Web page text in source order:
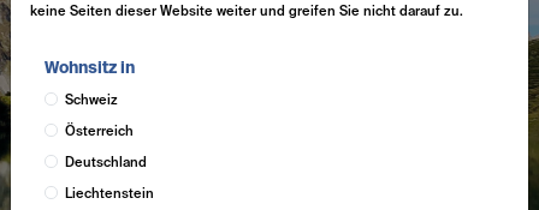
keine Seiten dieser Website weiter und greifen Sie nicht darauf zu.
Wohnsitz in
Schweiz
Österreich
Deutschland
Liechtenstein